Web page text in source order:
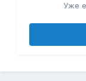
Уже